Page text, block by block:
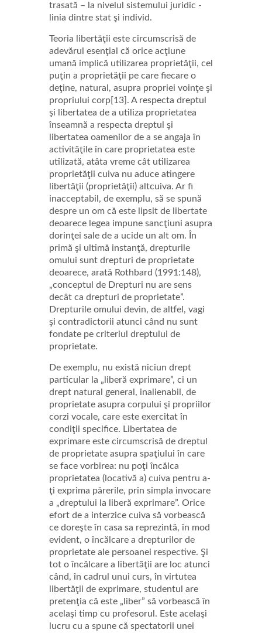
trasată – la nivelul sistemului juridic -
linia dintre stat şi individ.
Teoria libertăţii este circumscrisă de
adevărul esenţial că orice acţiune
umană implică utilizarea proprietăţii, cel
puţin a proprietăţii pe care fiecare o
deţine, natural, asupra propriei voinţe şi
propriului corp[13]. A respecta dreptul
şi libertatea de a utiliza proprietatea
înseamnă a respecta dreptul şi
libertatea oamenilor de a se angaja în
activităţile în care proprietatea este
utilizată, atâta vreme cât utilizarea
proprietăţii cuiva nu aduce atingere
libertăţii (proprietăţii) altcuiva. Ar fi
inacceptabil, de exemplu, să se spună
despre un om că este lipsit de libertate
deoarece legea impune sancţiuni asupra
dorinţei sale de a ucide un alt om. În
primă şi ultimă instanţă, drepturile
omului sunt drepturi de proprietate
deoarece, arată Rothbard (1991:148),
„conceptul de Drepturi nu are sens
decât ca drepturi de proprietate”.
Drepturile omului devin, de altfel, vagi
şi contradictorii atunci când nu sunt
fondate pe criteriul dreptului de
proprietate.
De exemplu, nu există niciun drept
particular la „liberă exprimare”, ci un
drept natural general, inalienabil, de
proprietate asupra corpului şi propriilor
corzi vocale, care este exercitat în
condiţii specifice. Libertatea de
exprimare este circumscrisă de dreptul
de proprietate asupra spaţiului în care
se face vorbirea: nu poţi încălca
proprietatea (locativă a) cuiva pentru a-
ţi exprima părerile, prin simpla invocare
a „dreptului la liberă exprimare”. Orice
efort de a interzice cuiva să vorbească
ce doreşte în casa sa reprezintă, în mod
evident, o încălcare a drepturilor de
proprietate ale persoanei respective. Şi
tot o încălcare a libertăţii are loc atunci
când, în cadrul unui curs, în virtutea
libertăţii de exprimare, studentul are
pretenţia că este „liber” să vorbească în
acelaşi timp cu profesorul. Este acelaşi
lucru cu a spune că spectatorii unei